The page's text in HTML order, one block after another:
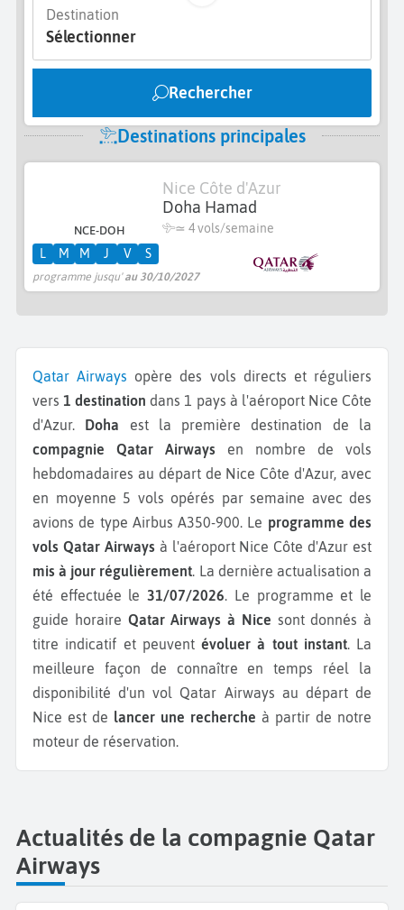
Destination
Sélectionner
Rechercher
Destinations principales
NCE-DOH
Nice Côte d'Azur
Doha Hamad
≃ 4 vols/semaine
programme jusqu'au 30/10/2027
L M M J V S
Qatar Airways opère des vols directs et réguliers
vers1 destination dans 1 pays à l'aéroport Nice Côte
d'Azur. Doha est la première destination de la
compagnie Qatar Airways en nombre de vols
hebdomadaires au départ de Nice Côte d'Azur, avec
en moyenne 5 vols opérés par semaine avec des
avions de type Airbus A350-900. Le programme des
vols Qatar Airways à l'aéroport Nice Côte d'Azur est
mis à jour régulièrement . La dernière actualisation a
été effectuée le 31/07/2026 . Le programme et le
guide horaire Qatar Airways à Nice sont donnés à
titre indicatif et peuvent évoluer à tout instant. La
meilleure façon de connaître en temps réel la
disponibilité d'un vol Qatar Airways au départ de
Nice est de
lancer une recherche à partir de notre
moteur de réservation.
Actualités de la compagnie Qatar
Airways